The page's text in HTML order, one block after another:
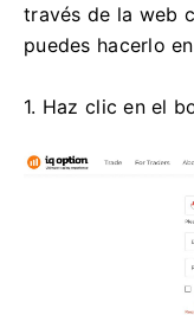
través de la web
puedes hacerlo
1. Haz clic en el